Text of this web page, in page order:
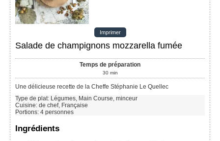
Imprimer
Salade de champignons mozzarella fumée
Temps de préparation
30 min
Une délicieuse recette de la Cheffe Stéphanie Le Quellec
Type de plat: Légumes, Main Course, minceur
Cuisine: de chef, Française
Portions: 4 personnes
Ingrédients